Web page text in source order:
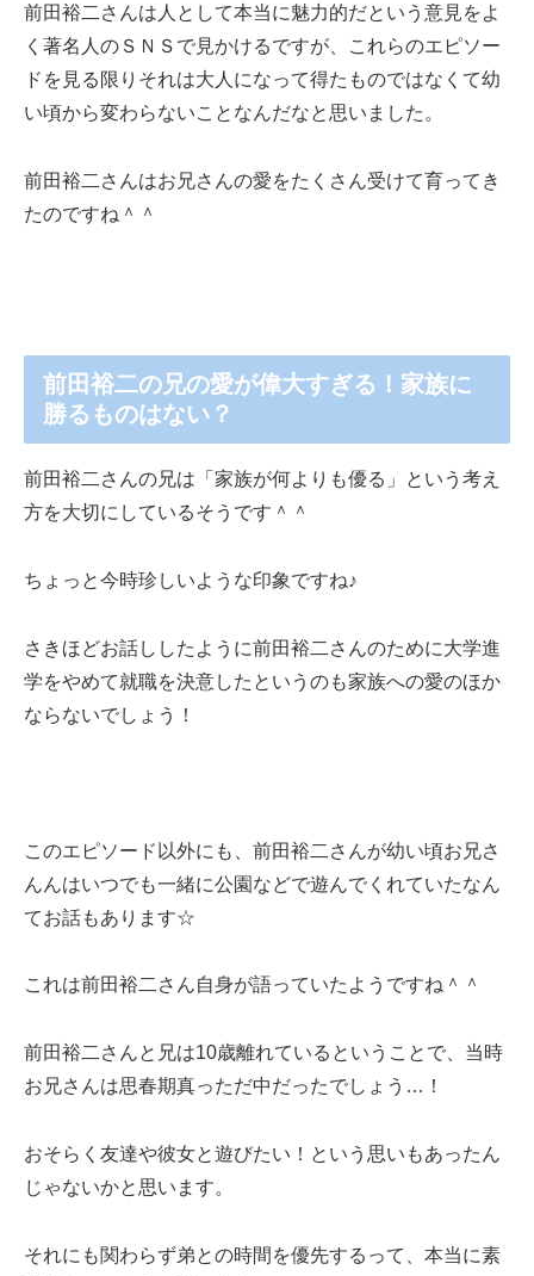
前田裕二さんは人として本当に魅力的だという意見をよ
く著名人のＳＮＳで見かけるですが、これらのエピソー
ドを見る限りそれは大人になって得たものではなくて幼
い頃から変わらないことなんだなと思いました。
前田裕二さんはお兄さんの愛をたくさん受けて育ってき
たのですね＾＾
前田裕二の兄の愛が偉大すぎる！家族に
勝るものはない？
前田裕二さんの兄は「家族が何よりも優る」という考え
方を大切にしているそうです＾＾
ちょっと今時珍しいような印象ですね♪
さきほどお話ししたように前田裕二さんのために大学進
学をやめて就職を決意したというのも家族への愛のほか
ならないでしょう！
このエピソード以外にも、前田裕二さんが幼い頃お兄さ
んんはいつでも一緒に公園などで遊んでくれていたなん
てお話もあります☆
これは前田裕二さん自身が語っていたようですね＾＾
前田裕二さんと兄は10歳離れているということで、当時
お兄さんは思春期真っただ中だったでしょう…！
おそらく友達や彼女と遊びたい！という思いもあったん
じゃないかと思います。
それにも関わらず弟との時間を優先するって、本当に素